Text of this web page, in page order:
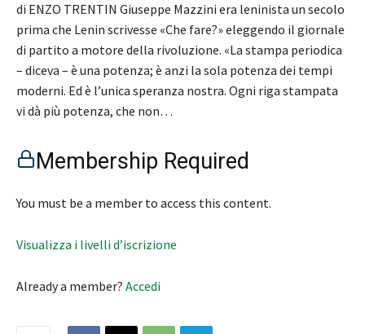
di ENZO TRENTIN Giuseppe Mazzini era leninista un secolo
prima che Lenin scrivesse «Che fare?» eleggendo il giornale
di partito a motore della rivoluzione. «La stampa periodica
– diceva – è una potenza; è anzi la sola potenza dei tempi
moderni. Ed è l’unica speranza nostra. Ogni riga stampata
vi dà più potenza, che non…
Membership Required
You must be a member to access this content.
Visualizza i livelli d’iscrizione
Already a member? Accedi